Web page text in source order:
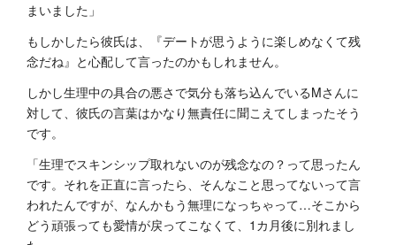
まいました」
もしかしたら彼氏は、『デートが思うように楽しめなくて残
念だね』と心配して言ったのかもしれません。
しかし生理中の具合の悪さで気分も落ち込んでいるMさんに
対して、彼氏の言葉はかなり無責任に聞こえてしまったそう
です。
「生理でスキンシップ取れないのが残念なの？って思ったん
です。それを正直に言ったら、そんなこと思ってないって言
われたんですが、なんかもう無理になっちゃって…そこから
どう頑張っても愛情が戻ってこなくて、1カ月後に別れまし